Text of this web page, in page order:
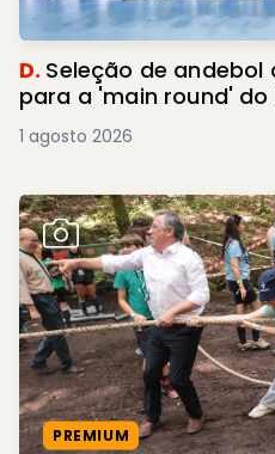
D. Seleção de
para a 'main round' do
1 agosto 2026
PREMIUM